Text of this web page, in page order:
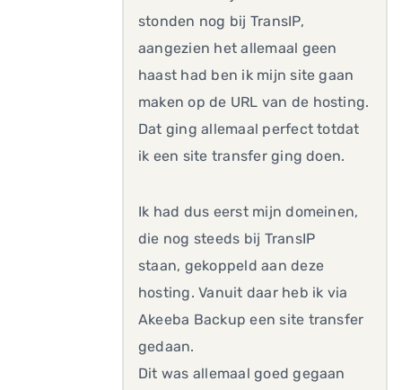
stonden nog bij TransIP,
aangezien het allemaal geen
haast had ben ik mijn site gaan
maken op de URL van de hosting.
Dat ging allemaal perfect totdat
ik een site transfer ging doen.
Ik had dus eerst mijn domeinen,
die nog steeds bij TransIP
staan, gekoppeld aan deze
hosting. Vanuit daar heb ik via
Akeeba Backup een site transfer
gedaan.
Dit was allemaal goed gegaan